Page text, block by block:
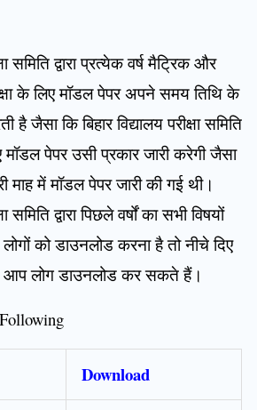
समिति द्वारा प्रत्येक वर्ष मैट्रिक और
के लिए मॉडल पेपर अपने समय तिथि के
है जैसा कि बिहार विद्यालय परीक्षा समिति
मॉडल पेपर उसी प्रकार जारी करेगी जैसा
माह में मॉडल पेपर जारी की गई थी।
समिति द्वारा पिछले वर्षों का सभी विषयों
को डाउनलोड करना है तो नीचे दिए
आप लोग डाउनलोड कर सकते हैं।
Download